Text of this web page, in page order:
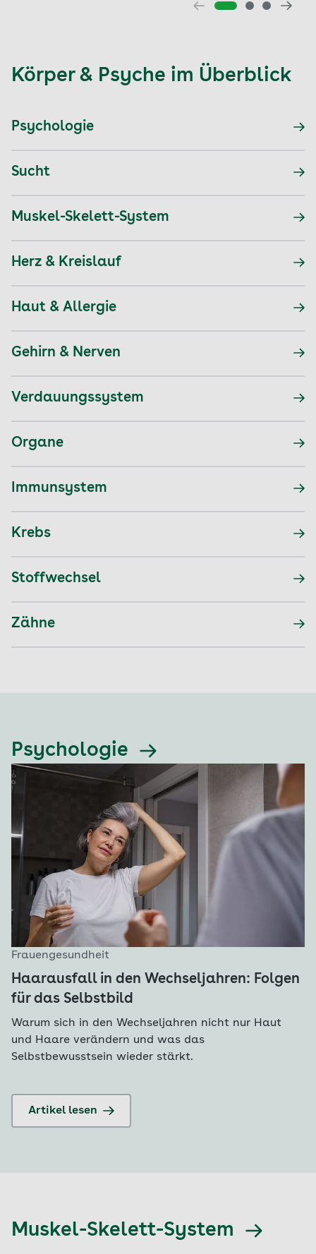
Körper & Psyche im Überblick
Psychologie
Sucht
Muskel-Skelett-System
Herz & Kreislauf
Haut & Allergie
Gehirn & Nerven
Verdauungssystem
Organe
Immunsystem
Krebs
Stoffwechsel
Zähne
Psychologie
Frauengesundheit
Haarausfall in den Wechseljahren: Folgen
für das Selbstbild
Warum sich in den Wechseljahren nicht nur Haut
und Haare verändern und was das
Selbstbewusstsein wieder stärkt.
Artikel lesen
Muskel-Skelett-System